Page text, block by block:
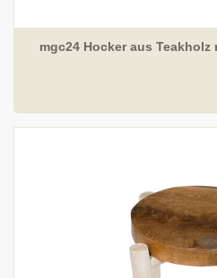
mgc24 Hocker aus